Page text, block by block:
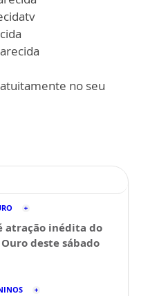
no seu
atração inédita do
Ouro deste sábado